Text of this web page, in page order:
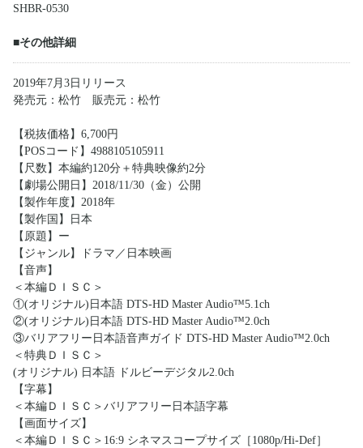
SHBR-0530
■その他詳細
2019年7月3日リリース
発売元：松竹 販売元：松竹
【税抜価格】6,700円
【POSコード】4988105105911
【尺数】本編約120分＋特典映像約2分
【劇場公開日】2018/11/30（金）公開
【製作年度】2018年
【製作国】日本
【原題】ー
【ジャンル】ドラマ／日本映画
【音声】
＜本編ＤＩＳＣ＞
①(オリジナル)日本語 DTS-HD Master Audio™5.1ch
②(オリジナル)日本語 DTS-HD Master Audio™2.0ch
③バリアフリー日本語音声ガイド DTS-HD Master Audio™2.0ch
＜特典ＤＩＳＣ＞
(オリジナル) 日本語 ドルビーデジタル2.0ch
【字幕】
＜本編ＤＩＳＣ＞バリアフリー日本語字幕
【画面サイズ】
＜本編ＤＩＳＣ＞16:9 シネマスコープサイズ［1080p/Hi-Def］